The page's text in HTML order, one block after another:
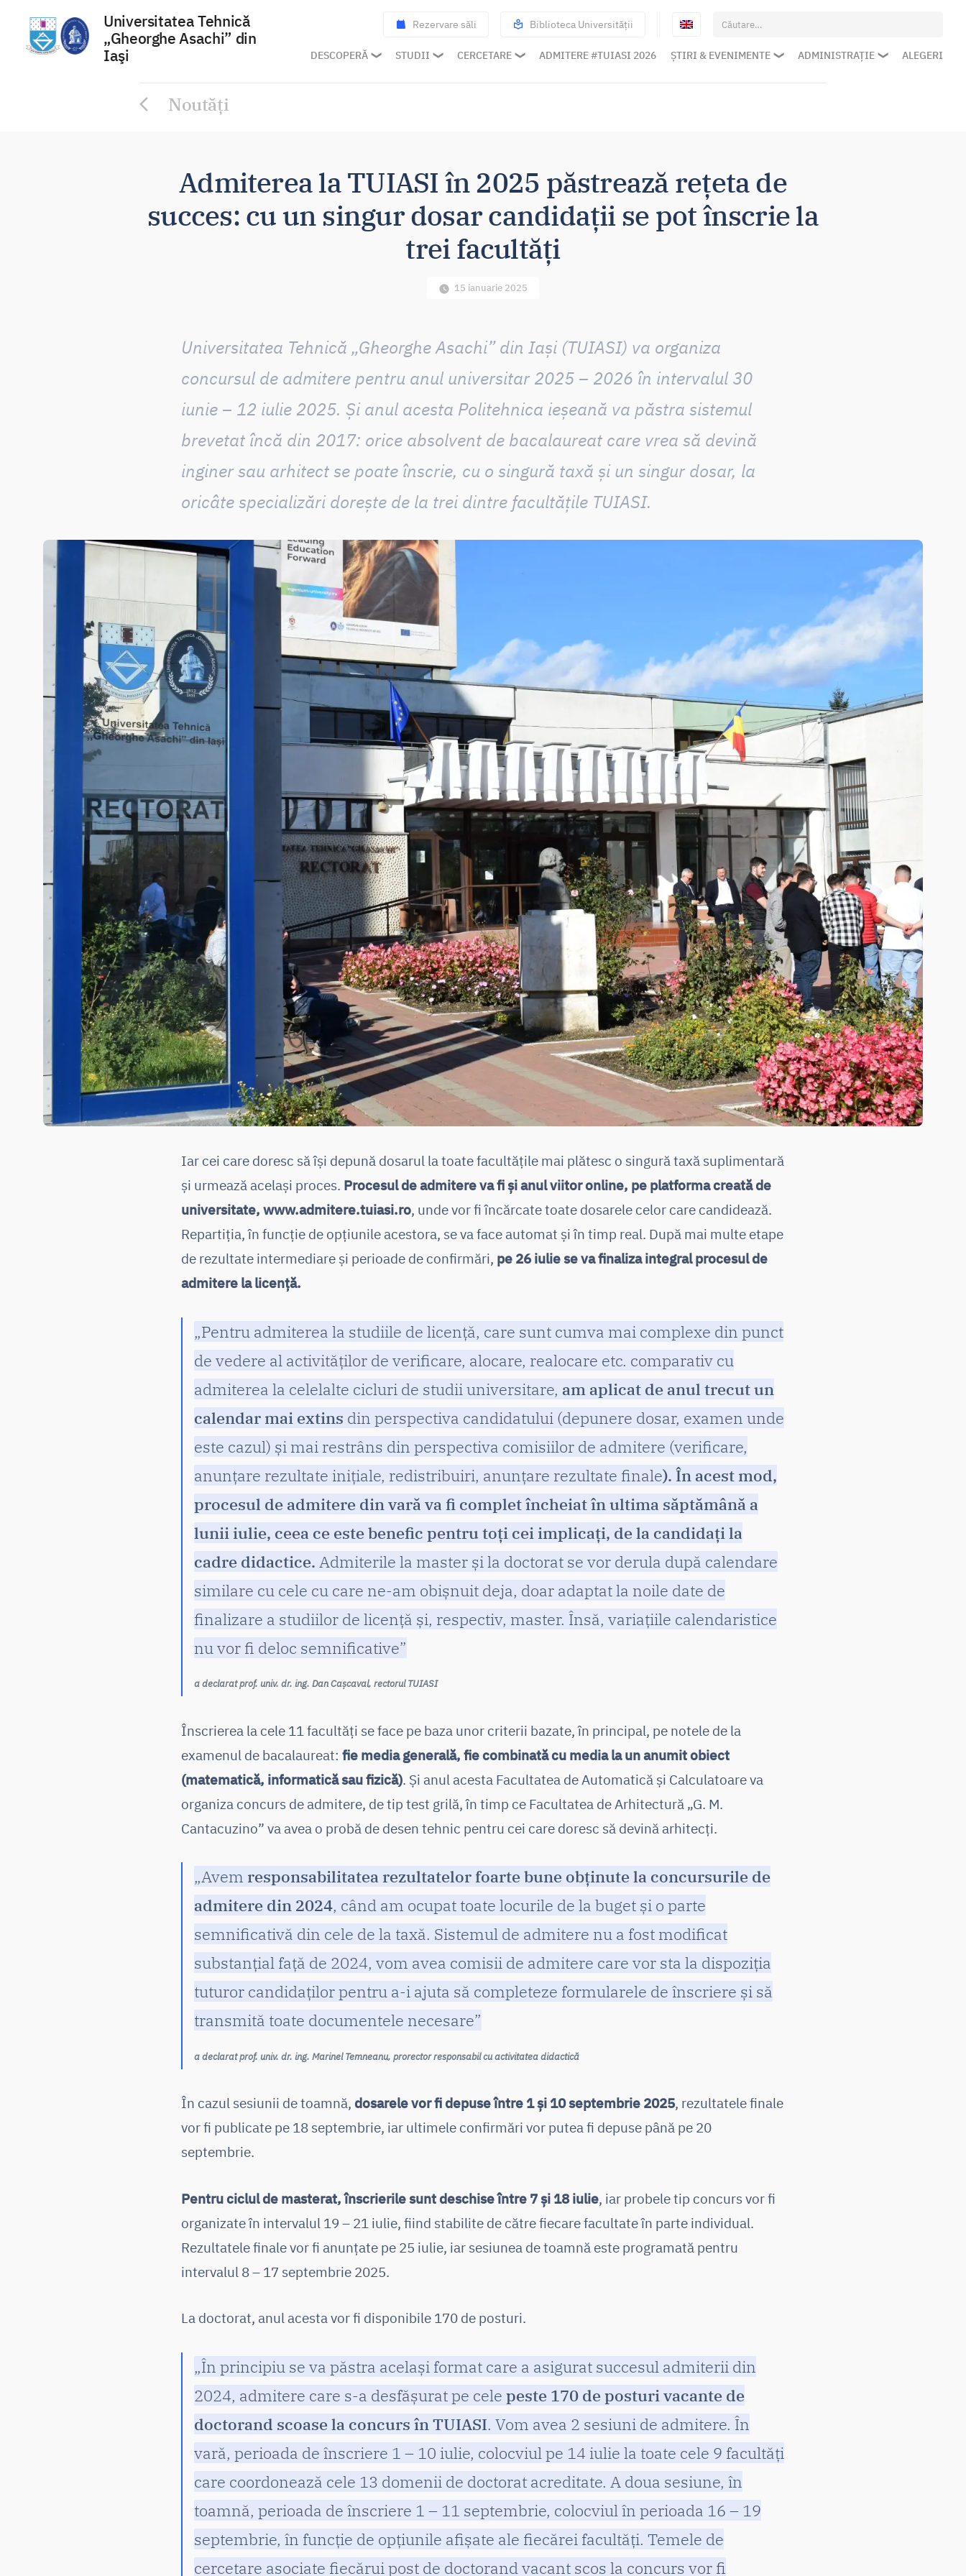
Universitatea Tehnică
„Gheorghe Asachi” din
Iaşi
Rezervare săli Biblioteca Universității
Caută
după:
DESCOPERĂ STUDII CERCETARE ADMITERE #TUIASI 2026 ȘTIRI & EVENIMENTE ADMINISTRAȚIE ALEGERI
Noutăți
Admiterea la TUIASI în 2025 păstrează rețeta de
succes: cu un singur dosar candidații se pot înscrie la
trei facultăți
15 ianuarie 2025
Universitatea Tehnică „Gheorghe Asachi” din Iași (TUIASI) va organiza
concursul de admitere pentru anul universitar 2025 – 2026 în intervalul 30
iunie – 12 iulie 2025. Și anul acesta Politehnica ieșeană va păstra sistemul
brevetat încă din 2017: orice absolvent de bacalaureat care vrea să devină
inginer sau arhitect se poate înscrie, cu o singură taxă și un singur dosar, la
oricâte specializări dorește de la trei dintre facultățile TUIASI.
Iar cei care doresc să își depună dosarul la toate facultățile mai plătesc o singură taxă suplimentară
și urmează același proces. Procesul de admitere va fi și anul viitor online, pe platforma creată de
universitate, www.admitere.tuiasi.ro, unde vor fi încărcate toate dosarele celor care candidează.
Repartiția, în funcție de opțiunile acestora, se va face automat și în timp real. După mai multe etape
de rezultate intermediare și perioade de confirmări, pe 26 iulie se va finaliza integral procesul de
admitere la licență.
„Pentru admiterea la studiile de licență, care sunt cumva mai complexe din punct
de vedere al activităților de verificare, alocare, realocare etc. comparativ cu
admiterea la celelalte cicluri de studii universitare, am aplicat de anul trecut un
calendar mai extins din perspectiva candidatului (depunere dosar, examen unde
este cazul) și mai restrâns din perspectiva comisiilor de admitere (verificare,
anunțare rezultate inițiale, redistribuiri, anunțare rezultate finale). În acest mod,
procesul de admitere din vară va fi complet încheiat în ultima săptămână a
lunii iulie, ceea ce este benefic pentru toți cei implicați, de la candidați la
cadre didactice. Admiterile la master și la doctorat se vor derula după calendare
similare cu cele cu care ne-am obișnuit deja, doar adaptat la noile date de
finalizare a studiilor de licență și, respectiv, master. Însă, variațiile calendaristice
nu vor fi deloc semnificative”
a declarat prof. univ. dr. ing. Dan Cașcaval, rectorul TUIASI
Înscrierea la cele 11 facultăți se face pe baza unor criterii bazate, în principal, pe notele de la
examenul de bacalaureat: fie media generală, fie combinată cu media la un anumit obiect
(matematică, informatică sau fizică). Și anul acesta Facultatea de Automatică și Calculatoare va
organiza concurs de admitere, de tip test grilă, în timp ce Facultatea de Arhitectură „G. M.
Cantacuzino” va avea o probă de desen tehnic pentru cei care doresc să devină arhitecți.
„Avem responsabilitatea rezultatelor foarte bune obținute la concursurile de
admitere din 2024, când am ocupat toate locurile de la buget și o parte
semnificativă din cele de la taxă. Sistemul de admitere nu a fost modificat
substanțial față de 2024, vom avea comisii de admitere care vor sta la dispoziția
tuturor candidaților pentru a-i ajuta să completeze formularele de înscriere și să
transmită toate documentele necesare”
a declarat prof. univ. dr. ing. Marinel Temneanu, prorector responsabil cu activitatea didactică
În cazul sesiunii de toamnă, dosarele vor fi depuse între 1 și 10 septembrie 2025, rezultatele finale
vor fi publicate pe 18 septembrie, iar ultimele confirmări vor putea fi depuse până pe 20
septembrie.
Pentru ciclul de masterat, înscrierile sunt deschise între 7 și 18 iulie, iar probele tip concurs vor fi
organizate în intervalul 19 – 21 iulie, fiind stabilite de către fiecare facultate în parte individual.
Rezultatele finale vor fi anunțate pe 25 iulie, iar sesiunea de toamnă este programată pentru
intervalul 8 – 17 septembrie 2025.
La doctorat, anul acesta vor fi disponibile 170 de posturi.
„În principiu se va păstra același format care a asigurat succesul admiterii din
2024, admitere care s-a desfășurat pe cele peste 170 de posturi vacante de
doctorand scoase la concurs în TUIASI. Vom avea 2 sesiuni de admitere. În
vară, perioada de înscriere 1 – 10 iulie, colocviul pe 14 iulie la toate cele 9 facultăți
care coordonează cele 13 domenii de doctorat acreditate. A doua sesiune, în
toamnă, perioada de înscriere 1 – 11 septembrie, colocviul în perioada 16 – 19
septembrie, în funcție de opțiunile afișate ale fiecărei facultăți. Temele de
cercetare asociate fiecărui post de doctorand vacant scos la concurs vor fi